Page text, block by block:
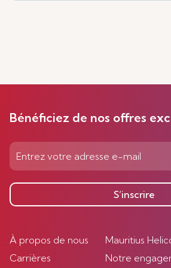
Bénéficiez de nos offres
S’inscrire
À propos de nous
Carrières
Mauritius
Notre